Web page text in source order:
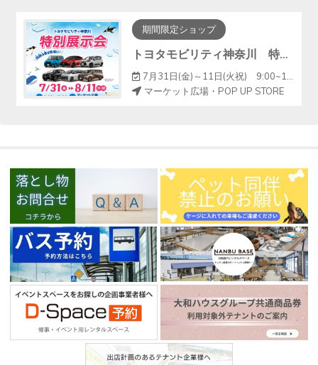
期間限定ショップ
トヨタモビリティ神奈川 特選車展示会開催
7月31日(金)～11日(火祝) 9:00~19:00
マーケット広場・POP UP STORE